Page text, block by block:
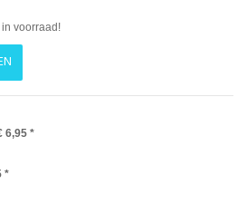
voorraad!
6,95 *
*